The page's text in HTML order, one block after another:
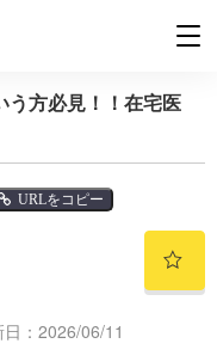
う方必見！！在宅医
URLをコピー
：2026/06/11